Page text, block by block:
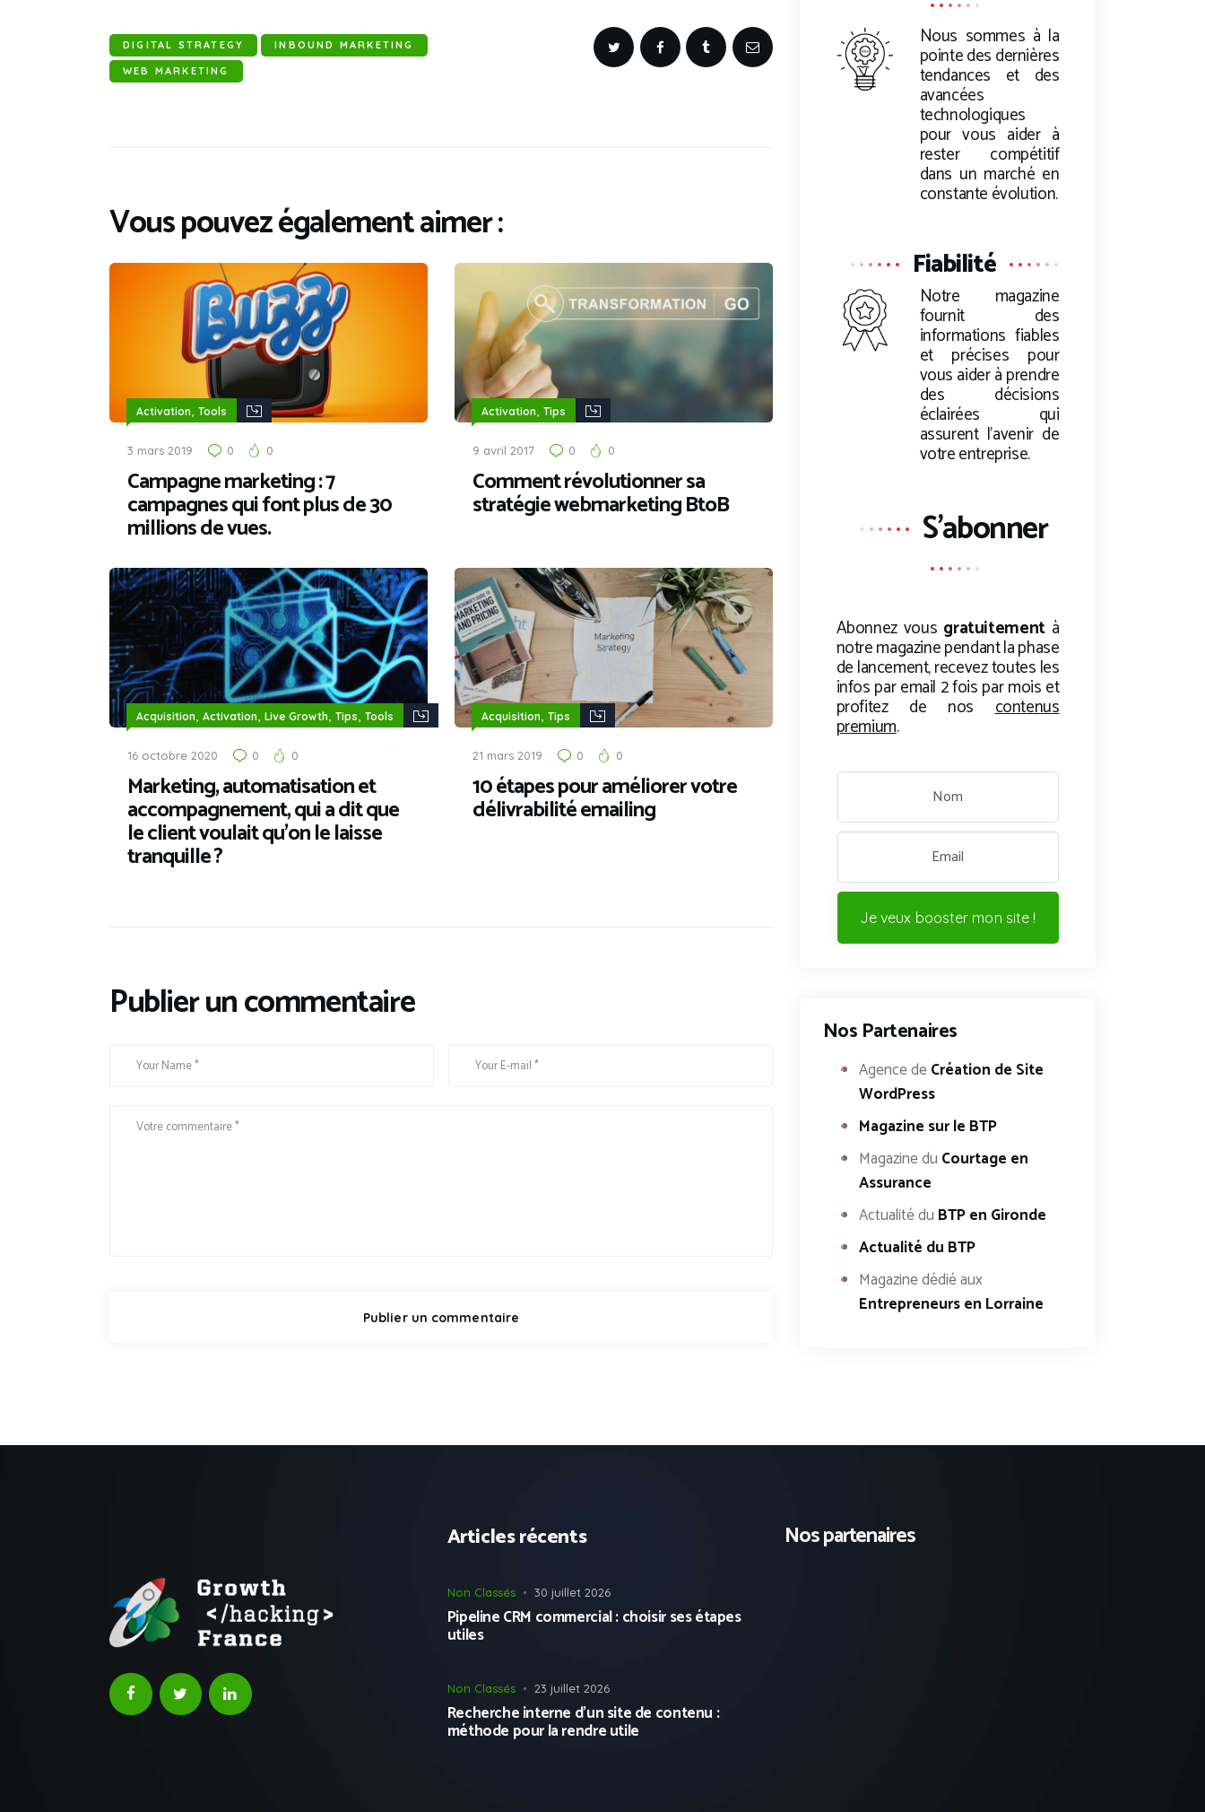
DIGITAL STRATEGY INBOUND MARKETING
WEB MARKETING
Vous pouvez également aimer :
Activation Tools
3 mars 2019 0 0
Campagne marketing : 7
campagnes qui font plus de 30
millions de vues.
Activation Tips
9 avril 2017 0 0
Comment révolutionner sa
stratégie webmarketing BtoB
Acquisition Activation Live Growth Tips Tools
16 octobre 2020 0 0
Marketing, automatisation et
accompagnement, qui a dit que
le client voulait qu’on le laisse
tranquille ?
Acquisition Tips
21 mars 2019 0 0
10 étapes pour améliorer votre
délivrabilité emailing
Publier un commentaire
Nous sommes à la
pointe des dernières
tendances et des
avancées
technologiques
pour vous aider à
rester compétitif
dans un marché en
constante évolution.
Fiabilité
Notre magazine
fournit des
informations fiables
et précises pour
vous aider à prendre
des décisions
éclairées qui
assurent l’avenir de
votre entreprise.
S'abonner
Abonnez vous gratuitementà
notre magazine pendant la phase
de lancement, recevez toutes les
infos par email 2 fois par mois et
profitez de noscontenus
premium.
Je veux booster mon site !
Nos Partenaires
Agence deCréation de Site
WordPress
Magazine sur le BTP
Magazine du Courtage en
Assurance
Actualité du BTP en Gironde
Actualité du BTP
Magazine dédié aux
Entrepreneurs en Lorraine
Articles récents
Non Classés 30 juillet 2026
Pipeline CRM commercial : choisir ses étapes
utiles
Non Classés 23 juillet 2026
Recherche interne d’un site de contenu :
méthode pour la rendre utile
Nos partenaires